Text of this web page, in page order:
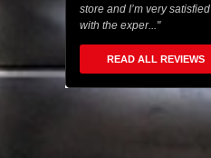
store and I’m very satisfied
with the exper..."
READ ALL REVIEWS